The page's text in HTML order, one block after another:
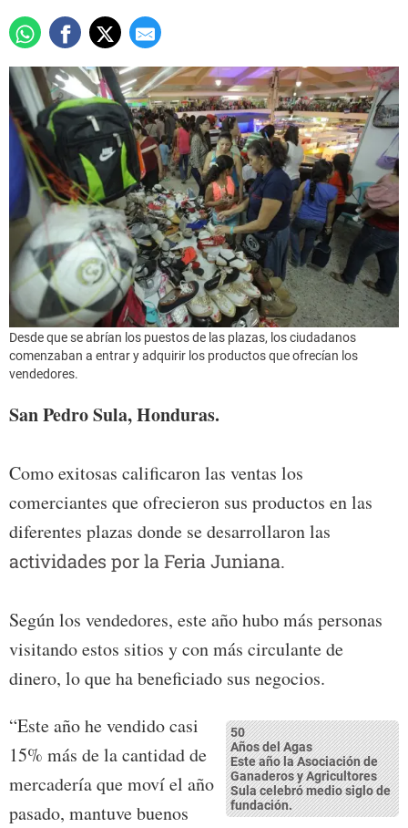
Desde que se abrían los puestos de las plazas, los ciudadanos
comenzaban a entrar y adquirir los productos que ofrecían los
vendedores.
San Pedro Sula, Honduras.
Como exitosas calificaron las ventas los
comerciantes que ofrecieron sus productos en las
diferentes plazas donde se desarrollaron las
actividades por la Feria Juniana.
Según los vendedores, este año hubo más personas
visitando estos sitios y con más circulante de
dinero, lo que ha beneficiado sus negocios.
50
Años del Agas
Este año la Asociación de
Ganaderos y Agricultores
Sula celebró medio siglo de
fundación.
“Este año he vendido casi
15% más de la cantidad de
mercadería que moví el año
pasado, mantuve buenos